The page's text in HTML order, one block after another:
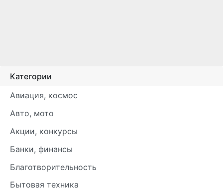
Категории
Авиация, космос
Авто, мото
Акции, конкурсы
Банки, финансы
Благотворительность
Бытовая техника